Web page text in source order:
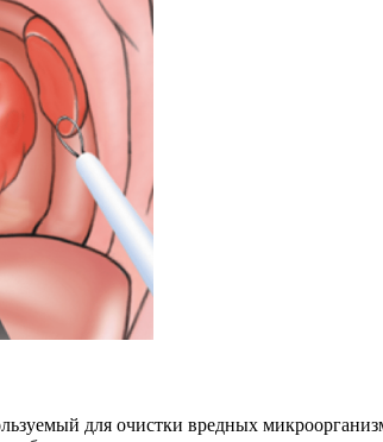
для очистки вредных